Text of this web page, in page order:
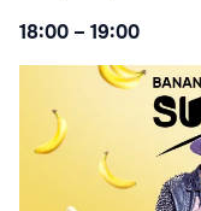
18:00 – 19:00